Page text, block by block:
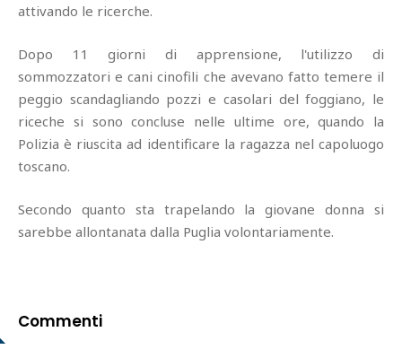
attivando le ricerche.
Dopo 11 giorni di apprensione, l'utilizzo di
sommozzatori e cani cinofili che avevano fatto temere il
peggio scandagliando pozzi e casolari del foggiano, le
riceche si sono concluse nelle ultime ore, quando la
Polizia è riuscita ad identificare la ragazza nel capoluogo
toscano.
Secondo quanto sta trapelando la giovane donna si
sarebbe allontanata dalla Puglia volontariamente.
Commenti